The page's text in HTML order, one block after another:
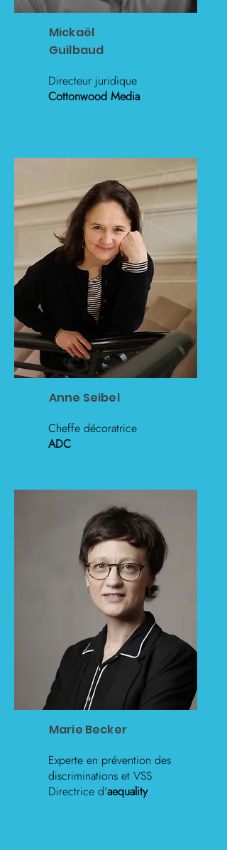
Mickaël
Guilbaud
Directeur juridique
Cottonwood Media
Anne Seibel
Cheffe décoratrice
ADC
Marie Becker
Experte en prévention des
discriminations et VSS
Directrice d'aequality